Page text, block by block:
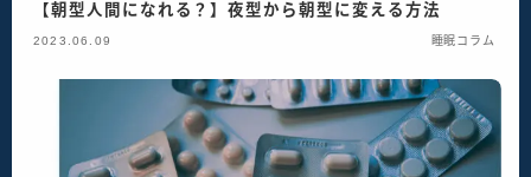
【朝型人間になれる？】夜型から朝型に変える方法
2023.06.09 睡眠コラム